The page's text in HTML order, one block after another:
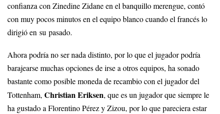
confianza con Zinedine Zidane en el banquillo merengue, contó
con muy pocos minutos en el equipo blanco cuando el francés lo
dirigió en su pasado.
Ahora podría no ser nada distinto, por lo que el jugador podría
barajearse muchas opciones de irse a otros equipos, ha sonado
bastante como posible moneda de recambio con el jugador del
Tottenham, Christian Eriksen, que es un jugador que siempre le
ha gustado a Florentino Pérez y Zizou, por lo que pareciera estar